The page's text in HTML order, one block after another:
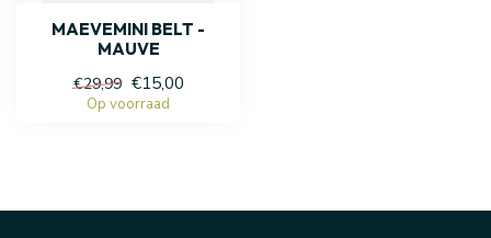
MAEVEMINI BELT -
MAUVE
€29,99 €15,00
Op voorraad